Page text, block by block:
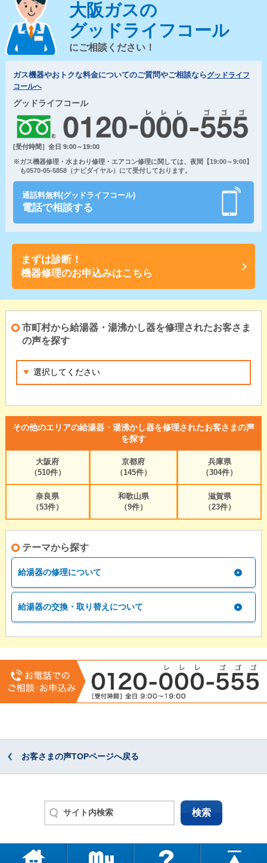
大阪ガスの
グッドライフコール
にご相談ください！
ガス機器やおトクな料金についてのご質問やご相談ならグッドライフ
コールへ
グッドライフコール
[受付時間］全日 9:00～19:00
※ガス機器修理・水まわり修理・エアコン修理に関しては、夜間【19:00～9:00】
も0570-05-5858（ナビダイヤル）にて受付しております。
通話料無料(グッドライフコール)
電話で相談する
まずは診断！
機器修理のお申込みはこちら
市町村から給湯器・湯沸かし器を修理されたお客さま
の声を探す
その他のエリアの給湯器・湯沸かし器を修理されたお客さまの声
を探す
大阪府
（510件）
京都府
（145件）
兵庫県
（304件）
奈良県
（53件）
和歌山県
（9件）
滋賀県
（23件）
テーマから探す
給湯器の修理について
給湯器の交換・取り替えについて
お客さまの声TOPページへ戻る